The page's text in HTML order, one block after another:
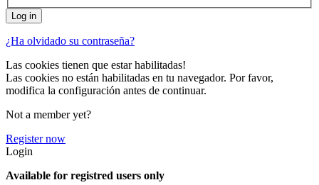
¿Ha olvidado su contraseña?
Las cookies tienen que estar habilitadas!
Las cookies no están habilitadas en tu navegador. Por favor,
modifica la configuración antes de continuar.
Not a member yet?
Register now
Login
Available for registred users only